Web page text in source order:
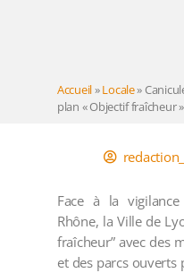
Accueil»Locale»
plan « Objectif fraîcheur »
Face à la
Rhône, la Ville de
fraîcheur” avec des
et des parcs ouverts